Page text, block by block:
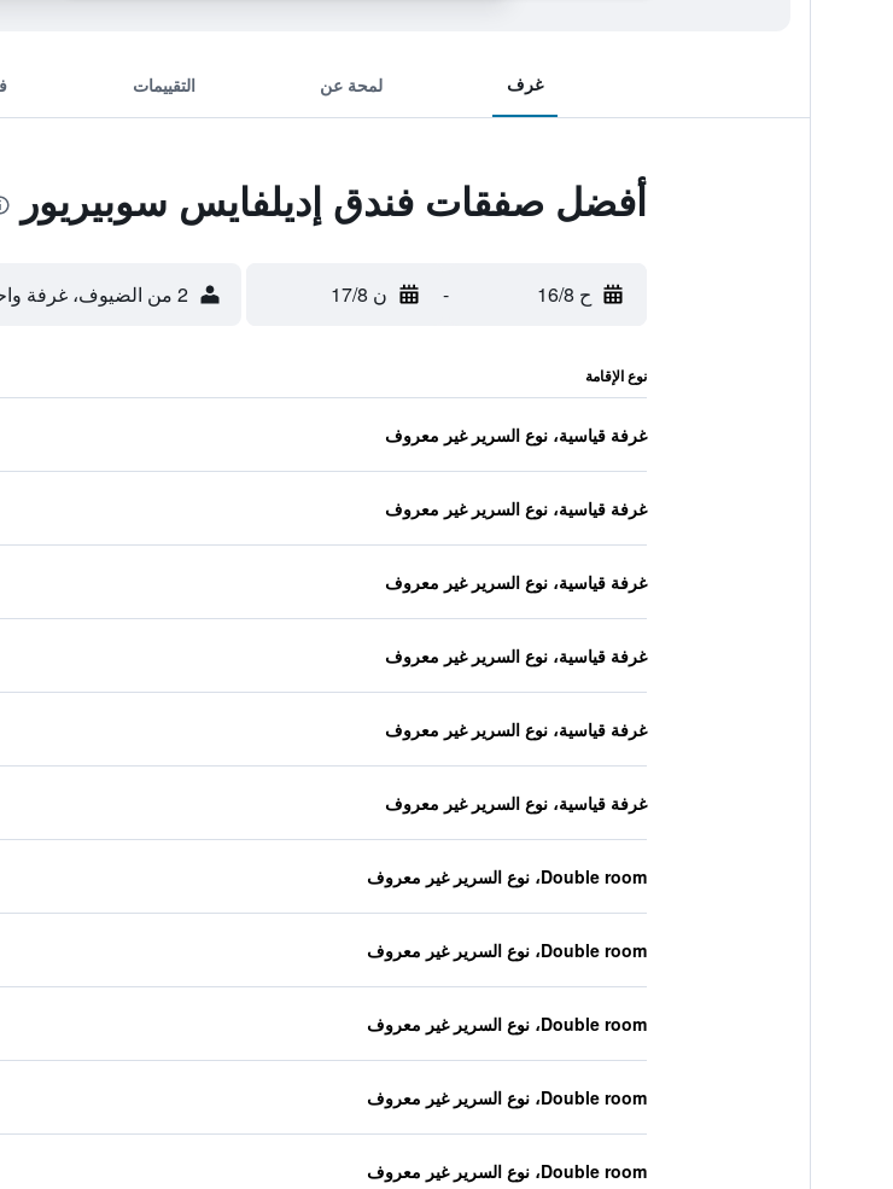
غرف لمحة عن التقييمات
أفضل صفقات فندق إديلفايس سوبيريور
ح 16/8 - ن 17/8 2 من الضيوف، غرفة واحدة
نوع الإقامة
غرفة قياسية، نوع السرير غير معروف
غرفة قياسية، نوع السرير غير معروف
غرفة قياسية، نوع السرير غير معروف
غرفة قياسية، نوع السرير غير معروف
غرفة قياسية، نوع السرير غير معروف
غرفة قياسية، نوع السرير غير معروف
Double room، نوع السرير غير معروف
Double room، نوع السرير غير معروف
Double room، نوع السرير غير معروف
Double room، نوع السرير غير معروف
Double room، نوع السرير غير معروف